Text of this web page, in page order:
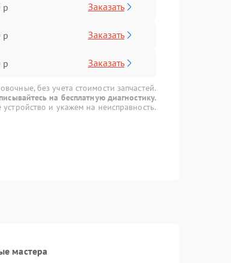
р Заказать
р Заказать
р Заказать
без учета стоимости запчастей.
на бесплатную диагностику.
и укажем на неисправность.
мастера